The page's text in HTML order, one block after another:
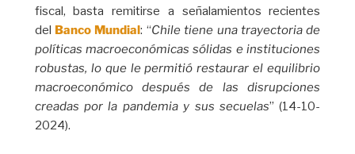
fiscal, basta remitirse a señalamientos recientes
del Banco Mundial: “Chile tiene una trayectoria de
políticas macroeconómicas sólidas e instituciones
robustas, lo que le permitió restaurar el equilibrio
macroeconómico después de las disrupciones
creadas por la pandemia y sus secuelas” (14-10-
2024).